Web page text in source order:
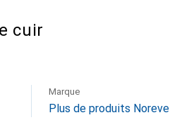
cuir
Marque
Plus de produits Noreve